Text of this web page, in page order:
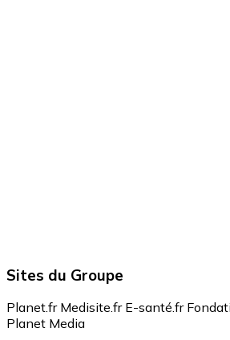
Sites du Groupe
Planet.fr Medisite.fr E-santé.fr
Planet Media